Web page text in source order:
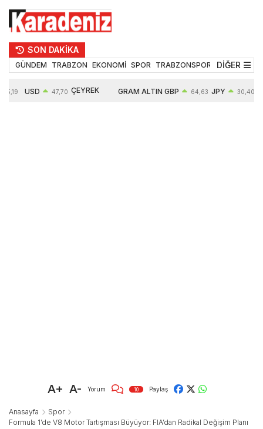
SON DAKİKA
GÜNDEM TRABZON EKONOMİ SPOR TRABZONSPOR TEKNOLOJİ
DİĞER
55,19 USD 47,70 ÇEYREK GRAM ALTIN GBP 64,63 JPY 30,40
A+ A- Yorum 10 Paylaş
Anasayfa
Spor
Formula 1’de V8 Motor Tartışması Büyüyor: FIA’dan Radikal Değişim Planı